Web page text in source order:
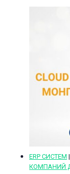
ERP СИСТЕМ |
КОМПАНИЙ